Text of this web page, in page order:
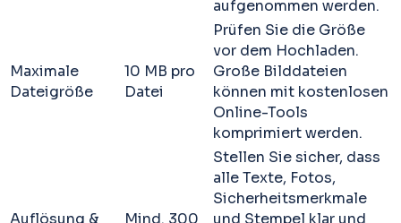
aufgenommen werden.
Maximale
Dateigröße
10 MB pro
Datei
Prüfen Sie die Größe
vor dem Hochladen.
Große Bilddateien
können mit kostenlosen
Online-Tools
komprimiert werden.
Stellen Sie sicher, dass
alle Texte, Fotos,
Sicherheitsmerkmale